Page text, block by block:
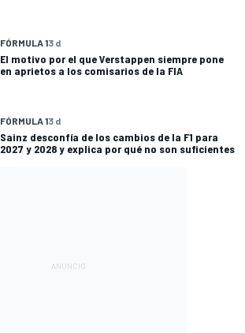
FÓRMULA 13 d
El motivo por el que Verstappen siempre pone
en aprietos a los comisarios de la FIA
FÓRMULA 13 d
Sainz desconfía de los cambios de la F1 para
2027 y 2028 y explica por qué no son suficientes